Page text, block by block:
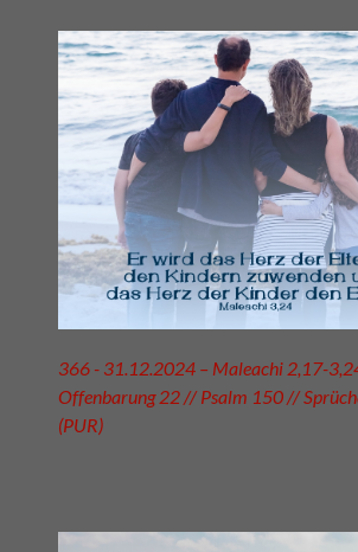
366 - 31.12.2024 – Maleachi 2,17-
Offenbarung 22 // Psalm 150 //
(PUR)